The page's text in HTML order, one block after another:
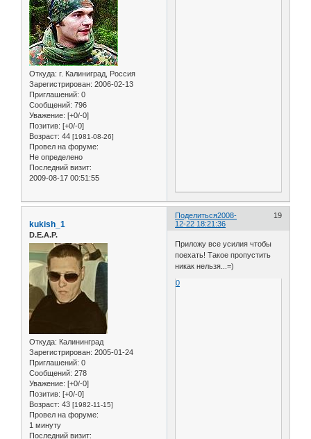
Откуда: г. Калиниград, Россия
Зарегистрирован: 2006-02-13
Приглашений: 0
Сообщений: 796
Уважение: [+0/-0]
Позитив: [+0/-0]
Возраст: 44 [1981-08-26]
Провел на форуме:
Не определено
Последний визит:
2009-08-17 00:51:55
Поделиться 19
2008-
12-22 18:21:36
kukish_1
D.E.A.P.
Откуда: Калининград
Зарегистрирован: 2005-01-24
Приглашений: 0
Сообщений: 278
Уважение: [+0/-0]
Позитив: [+0/-0]
Возраст: 43 [1982-11-15]
Провел на форуме:
1 минуту
Последний визит:
Приложу все усилия чтобы
поехать! Такое пропустить
никак нельзя...=)
0